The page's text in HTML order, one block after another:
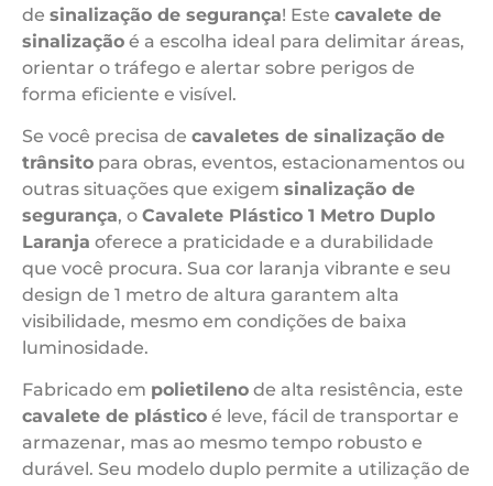
de sinalização de segurança! Este cavalete de
sinalização é a escolha ideal para delimitar áreas,
orientar o tráfego e alertar sobre perigos de
forma eficiente e visível.
Se você precisa de cavaletes de sinalização de
trânsito para obras, eventos, estacionamentos ou
outras situações que exigem sinalização de
segurança, o Cavalete Plástico 1 Metro Duplo
Laranja oferece a praticidade e a durabilidade
que você procura. Sua cor laranja vibrante e seu
design de 1 metro de altura garantem alta
visibilidade, mesmo em condições de baixa
luminosidade.
Fabricado em polietileno de alta resistência, este
cavalete de plástico é leve, fácil de transportar e
armazenar, mas ao mesmo tempo robusto e
durável. Seu modelo duplo permite a utilização de